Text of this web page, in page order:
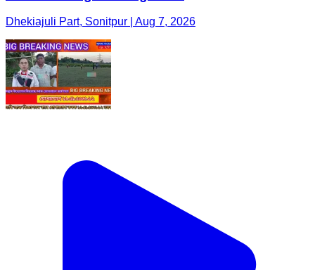
Dhekiajuli Part, Sonitpur | Aug 7, 2026